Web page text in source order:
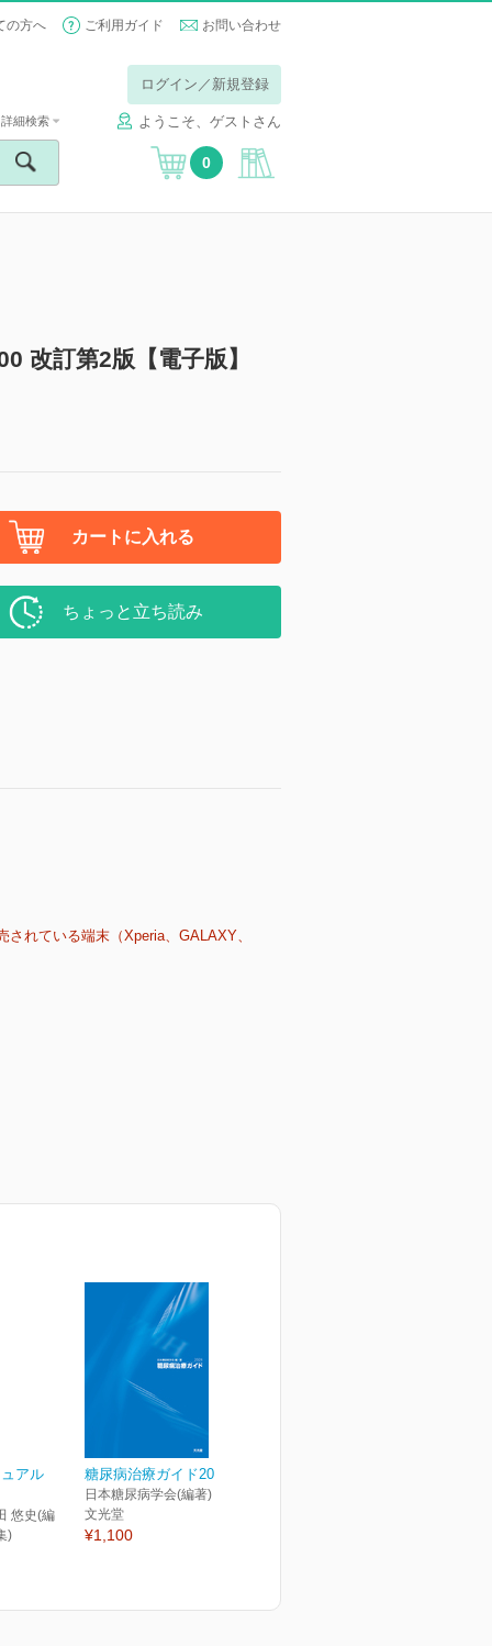
の方へ ご利用ガイド お問い合わせ
ログイン／新規登録
ようこそ、ゲストさん
詳細検索
0
改訂第2版【電子版】
カートに入れる
ちょっと立ち読み
れている端末（Xperia、GALAXY、
ュアル
悠史(編
)
糖尿病治療ガイド2024
日本糖尿病学会(編著)
文光堂
¥1,100